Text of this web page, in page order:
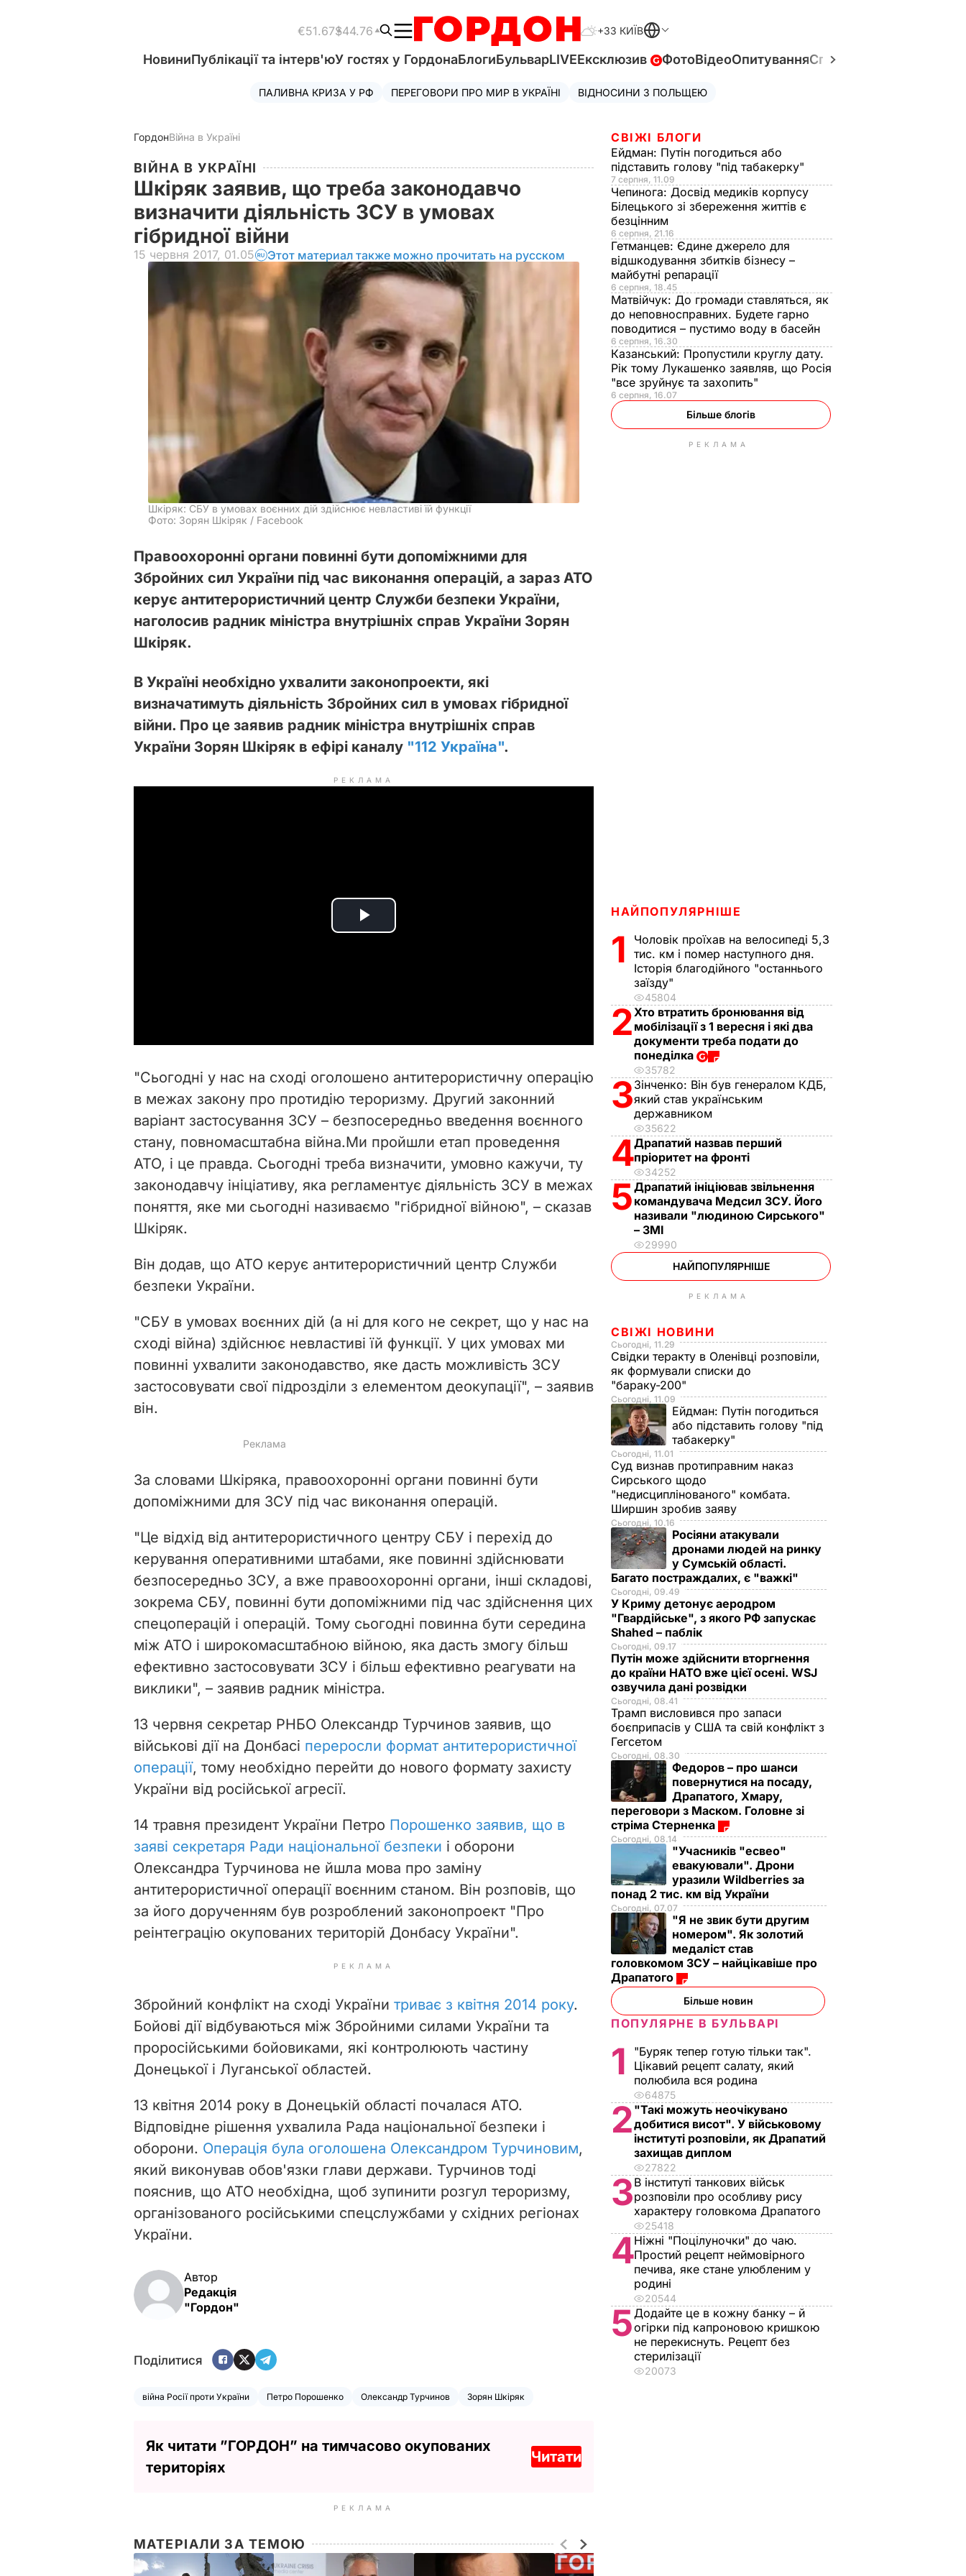
€51.67$44.76 +33 КИЇВ
НовиниПублікації та інтерв'юУ гостях у ГордонаБлогиБульварLIVEЕксклюзив ФотоВідеоОпитуванняСпецпроєкти
ПАЛИВНА КРИЗА У РФ ПЕРЕГОВОРИ ПРО МИР В УКРАЇНІ ВІДНОСИНИ З ПОЛЬЩЕЮ
ГордонВійна в Україні
ВІЙНА В УКРАЇНІ
Шкіряк заявив, що треба законодавчо
визначити діяльність ЗСУ в умовах
гібридної війни
15 червня 2017, 01.05 Этот материал также можно прочитать на русском
Шкіряк: СБУ в умовах воєнних дій здійснює невластиві їй функції
Фото: Зорян Шкіряк / Facebook
Правоохоронні органи повинні бути допоміжними для
Збройних сил України під час виконання операцій, а зараз АТО
керує антитерористичний центр Служби безпеки України,
наголосив радник міністра внутрішніх справ України Зорян
Шкіряк.
В Україні необхідно ухвалити законопроекти, які
визначатимуть діяльність Збройних сил в умовах гібридної
війни. Про це заявив радник міністра внутрішніх справ
України Зорян Шкіряк в ефірі каналу "112 Україна".
РЕКЛАМА
P
i
d
e
o
"Сьогодні у нас на сході оголошено антитерористичну операцію
в межах закону про протидію тероризму. Другий законний
варіант застосування ЗСУ – безпосередньо введення воєнного
стану, повномасштабна війна.Ми пройшли етап проведення
АТО, і це правда. Сьогодні треба визначити, умовно кажучи, ту
законодавчу ініціативу, яка регламентує діяльність ЗСУ в межах
поняття, яке ми сьогодні називаємо "гібридної війною", – сказав
Шкіряк.
Він додав, що АТО керує антитерористичний центр Служби
безпеки України.
"СБУ в умовах воєнних дій (а ні для кого не секрет, що у нас на
сході війна) здійснює невластиві їй функції. У цих умовах ми
повинні ухвалити законодавство, яке дасть можливість ЗСУ
застосовувати свої підрозділи з елементом деокупації", – заявив
він.
За словами Шкіряка, правоохоронні органи повинні бути
допоміжними для ЗСУ під час виконання операцій.
"Це відхід від антитерористичного центру СБУ і перехід до
керування оперативними штабами, яке повинні здійснювати
безпосередньо ЗСУ, а вже правоохоронні органи, інші складові,
зокрема СБУ, повинні бути допоміжними під час здійснення цих
спецоперацій і операцій. Тому сьогодні повинна бути середина
між АТО і широкомасштабною війною, яка дасть змогу більш
ефективно застосовувати ЗСУ і більш ефективно реагувати на
виклики", – заявив радник міністра.
13 червня секретар РНБО Олександр Турчинов заявив, що
військові дії на Донбасі переросли формат антитерористичної
операції, тому необхідно перейти до нового формату захисту
України від російської агресії.
14 травня президент України Петро Порошенко заявив, що в
заяві секретаря Ради національної безпеки і оборони
Олександра Турчинова не йшла мова про заміну
антитерористичної операції воєнним станом. Він розповів, що
за його дорученням був розроблений законопроект "Про
реінтеграцію окупованих територій Донбасу України".
РЕКЛАМА
Збройний конфлікт на сході України триває з квітня 2014 року.
Бойові дії відбуваються між Збройними силами України та
проросійськими бойовиками, які контролюють частину
Донецької і Луганської областей.
13 квітня 2014 року в Донецькій області почалася АТО.
Відповідне рішення ухвалила Рада національної безпеки і
оборони. Операція була оголошена Олександром Турчиновим,
який виконував обов'язки глави держави. Турчинов тоді
пояснив, що АТО необхідна, щоб зупинити розгул тероризму,
організованого російськими спецслужбами у східних регіонах
України.
Автор
Редакція
"Гордон"
Поділитися
війна Росії проти України Петро Порошенко Олександр Турчинов Зорян Шкіряк
Як читати ”ГОРДОН” на тимчасово окупованих
територіях
Читати
РЕКЛАМА
МАТЕРІАЛИ ЗА ТЕМОЮ
СВІЖІ БЛОГИ
Ейдман: Путін погодиться або
підставить голову "під табакерку"
7 серпня, 11.09
Чепинога: Досвід медиків корпусу
Білецького зі збереження життів є
безцінним
6 серпня, 21.16
Гетманцев: Єдине джерело для
відшкодування збитків бізнесу –
майбутні репарації
6 серпня, 18.45
Матвійчук: До громади ставляться, як
до неповносправних. Будете гарно
поводитися – пустимо воду в басейн
6 серпня, 16.30
Казанський: Пропустили круглу дату.
Рік тому Лукашенко заявляв, що Росія
"все зруйнує та захопить"
6 серпня, 16.07
Більше блогів
РЕКЛАМА
НАЙПОПУЛЯРНІШЕ
1
Чоловік проїхав на велосипеді 5,3
тис. км і помер наступного дня.
Історія благодійного "останнього
заїзду"
45804
2Хто втратить бронювання від
мобілізації з 1 вересня і які два
документи треба подати до
понеділка
35782
3Зінченко: Він був генералом КДБ,
який став українським
державником
35622
4Драпатий назвав перший
пріоритет на фронті
34252
5Драпатий ініціював звільнення
командувача Медсил ЗСУ. Його
називали "людиною Сирського"
– ЗМІ
29990
НАЙПОПУЛЯРНІШЕ
РЕКЛАМА
СВІЖІ НОВИНИ
Сьогодні, 11.29
Свідки теракту в Оленівці розповіли,
як формували списки до
"бараку-200"
Сьогодні, 11.09
Ейдман: Путін погодиться
або підставить голову "під
табакерку"
Сьогодні, 11.01
Суд визнав протиправним наказ
Сирського щодо
"недисциплінованого" комбата.
Ширшин зробив заяву
Сьогодні, 10.16
Росіяни атакували
дронами людей на ринку
у Сумській області.
Багато постраждалих, є "важкі"
Сьогодні, 09.49
У Криму детонує аеродром
"Гвардійське", з якого РФ запускає
Shahed – паблік
Сьогодні, 09.17
Путін може здійснити вторгнення
до країни НАТО вже цієї осені. WSJ
озвучила дані розвідки
Сьогодні, 08.41
Трамп висловився про запаси
боєприпасів у США та свій конфлікт з
Гегсетом
Сьогодні, 08.30
Федоров – про шанси
повернутися на посаду,
Драпатого, Хмару,
переговори з Маском. Головне зі
стріма Стерненка
Сьогодні, 08.14
"Учасників "есвео"
евакуювали". Дрони
уразили Wildberries за
понад 2 тис. км від України
Сьогодні, 07.07
"Я не звик бути другим
номером". Як золотий
медаліст став
головкомом ЗСУ – найцікавіше про
Драпатого
Більше новин
ПОПУЛЯРНЕ В БУЛЬВАРІ
1
"Буряк тепер готую тільки так".
Цікавий рецепт салату, який
полюбила вся родина
64875
2 "Такі можуть неочікувано
добитися висот". У військовому
інституті розповіли, як Драпатий
захищав диплом
27822
3В інституті танкових військ
розповіли про особливу рису
характеру головкома Драпатого
25418
4Ніжні "Поцілуночки" до чаю.
Простий рецепт неймовірного
печива, яке стане улюбленим у
родині
20544
5Додайте це в кожну банку – й
огірки під капроновою кришкою
не перекиснуть. Рецепт без
стерилізації
20073